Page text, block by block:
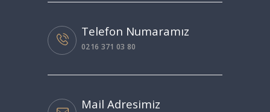
Telefon Numaramız
0216 371 03 80
Mail Adresimiz